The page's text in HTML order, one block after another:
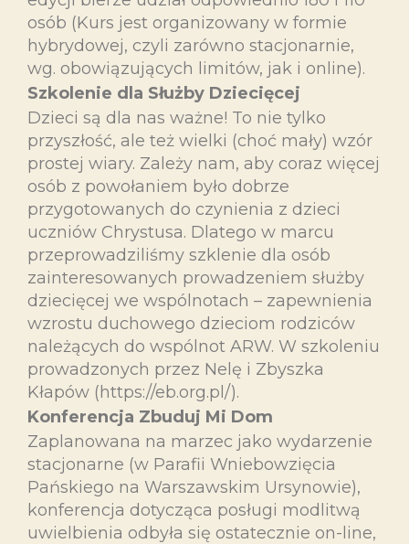
osób (Kurs jest organizowany w formie
hybrydowej, czyli zarówno stacjonarnie,
wg. obowiązujących limitów, jak i online).
Szkolenie dla Służby Dziecięcej
Dzieci są dla nas ważne! To nie tylko
przyszłość, ale też wielki (choć mały) wzór
prostej wiary. Zależy nam, aby coraz więcej
osób z powołaniem było dobrze
przygotowanych do czynienia z dzieci
uczniów Chrystusa. Dlatego w marcu
przeprowadziliśmy szklenie dla osób
zainteresowanych prowadzeniem służby
dziecięcej we wspólnotach – zapewnienia
wzrostu duchowego dzieciom rodziców
należących do wspólnot ARW. W szkoleniu
prowadzonych przez Nelę i Zbyszka
Kłapów (https://eb.org.pl/).
Konferencja Zbuduj Mi Dom
Zaplanowana na marzec jako wydarzenie
stacjonarne (w Parafii Wniebowzięcia
Pańskiego na Warszawskim Ursynowie),
konferencja dotycząca posługi modlitwą
uwielbienia odbyła się ostatecznie on-line,